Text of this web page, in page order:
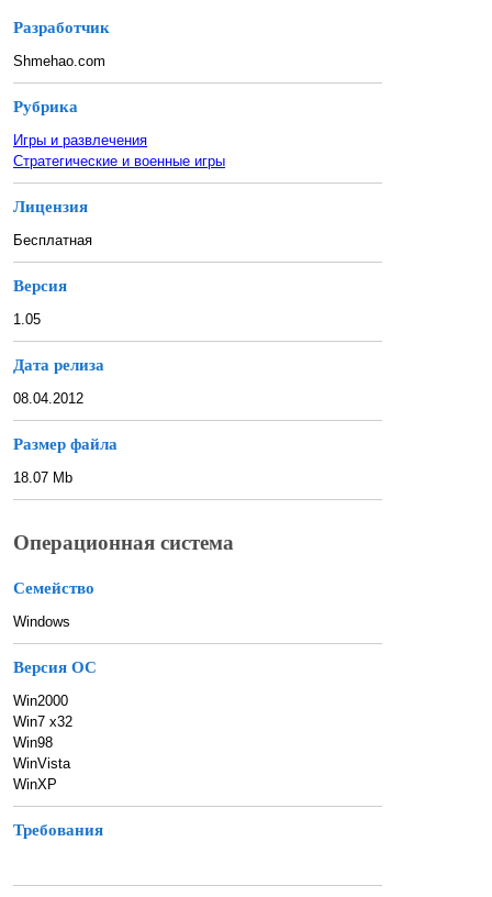
Разработчик
Shmehao.com
Рубрика
Игры и развлечения
Стратегические и военные игры
Лицензия
Бесплатная
Версия
1.05
Дата релиза
08.04.2012
Размер файла
18.07 Mb
Операционная система
Семейство
Windows
Версия ОС
Win2000
Win7 x32
Win98
WinVista
WinXP
Требования